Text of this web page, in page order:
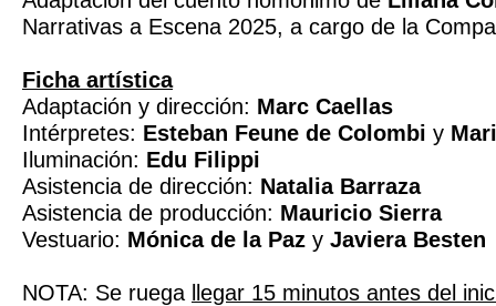
Narrativas a Escena 2025, a cargo de la
Ficha artística
Adaptación y dirección: Marc Caellas
Intérpretes: Esteban Feune de Colombi y
Iluminación: Edu Filippi
Asistencia de dirección: Natalia Barraza
Asistencia de producción: Mauricio Sierra
Vestuario: Mónica de la Paz y Javiera Besten
NOTA: Se ruega
llegar 15 minutos antes del